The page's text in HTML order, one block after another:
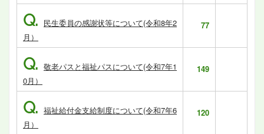
Q. 民生委員の感謝状等について(令和8年2
月）
77
Q. 敬老パスと福祉パスについて(令和7年1
0月）
149
Q. 福祉給付金支給制度について(令和7年6
月）
120